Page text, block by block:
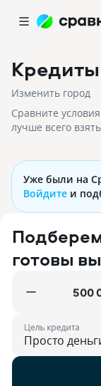
Изменить город
Сравните
лучше всего
Уже были на
Войдите и
готовы
Цель кредита